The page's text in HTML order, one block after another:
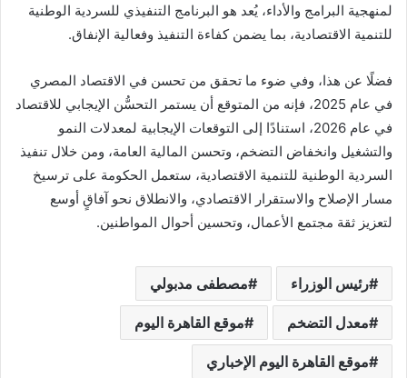
لمنهجية البرامج والأداء، يُعد هو البرنامج التنفيذي للسردية الوطنية
للتنمية الاقتصادية، بما يضمن كفاءة التنفيذ وفعالية الإنفاق.
فضلًا عن هذا، وفي ضوء ما تحقق من تحسن في الاقتصاد المصري
في عام 2025، فإنه من المتوقع أن يستمر التحسُّن الإيجابي للاقتصاد
في عام 2026، استنادًا إلى التوقعات الإيجابية لمعدلات النمو
والتشغيل وانخفاض التضخم، وتحسن المالية العامة، ومن خلال تنفيذ
السردية الوطنية للتنمية الاقتصادية، ستعمل الحكومة على ترسيخ
مسار الإصلاح والاستقرار الاقتصادي، والانطلاق نحو آفاقٍ أوسع
لتعزيز ثقة مجتمع الأعمال، وتحسين أحوال المواطنين.
رئيس الوزراء مصطفى مدبولي
معدل التضخم موقع القاهرة اليوم
موقع القاهرة اليوم الإخباري